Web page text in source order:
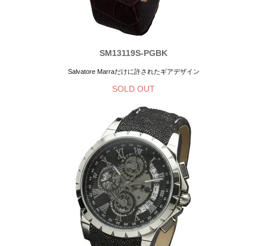
SM13119S-PGBK
Salvatore Marraだけに許されたギアデザイン
SOLD OUT